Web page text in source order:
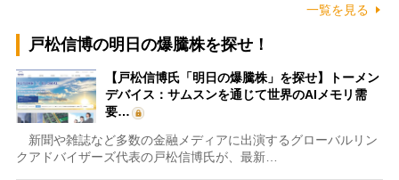
一覧を見る
戸松信博の明日の爆騰株を探せ！
【戸松信博氏「明日の爆騰株」を探せ】トーメン
デバイス：サムスンを通じて世界のAIメモリ需
要…
新聞や雑誌など多数の金融メディアに出演するグローバルリン
クアドバイザーズ代表の戸松信博氏が、最新…